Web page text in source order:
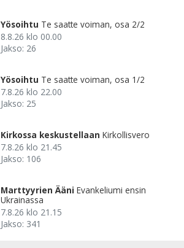
Yösoihtu Te saatte voiman, osa 2/2
8.8.26 klo 00.00
Jakso: 26
Yösoihtu Te saatte voiman, osa 1/2
7.8.26 klo 22.00
Jakso: 25
Kirkossa keskustellaan Kirkollisvero
7.8.26 klo 21.45
Jakso: 106
Marttyyrien Ääni Evankeliumi ensin
Ukrainassa
7.8.26 klo 21.15
Jakso: 341